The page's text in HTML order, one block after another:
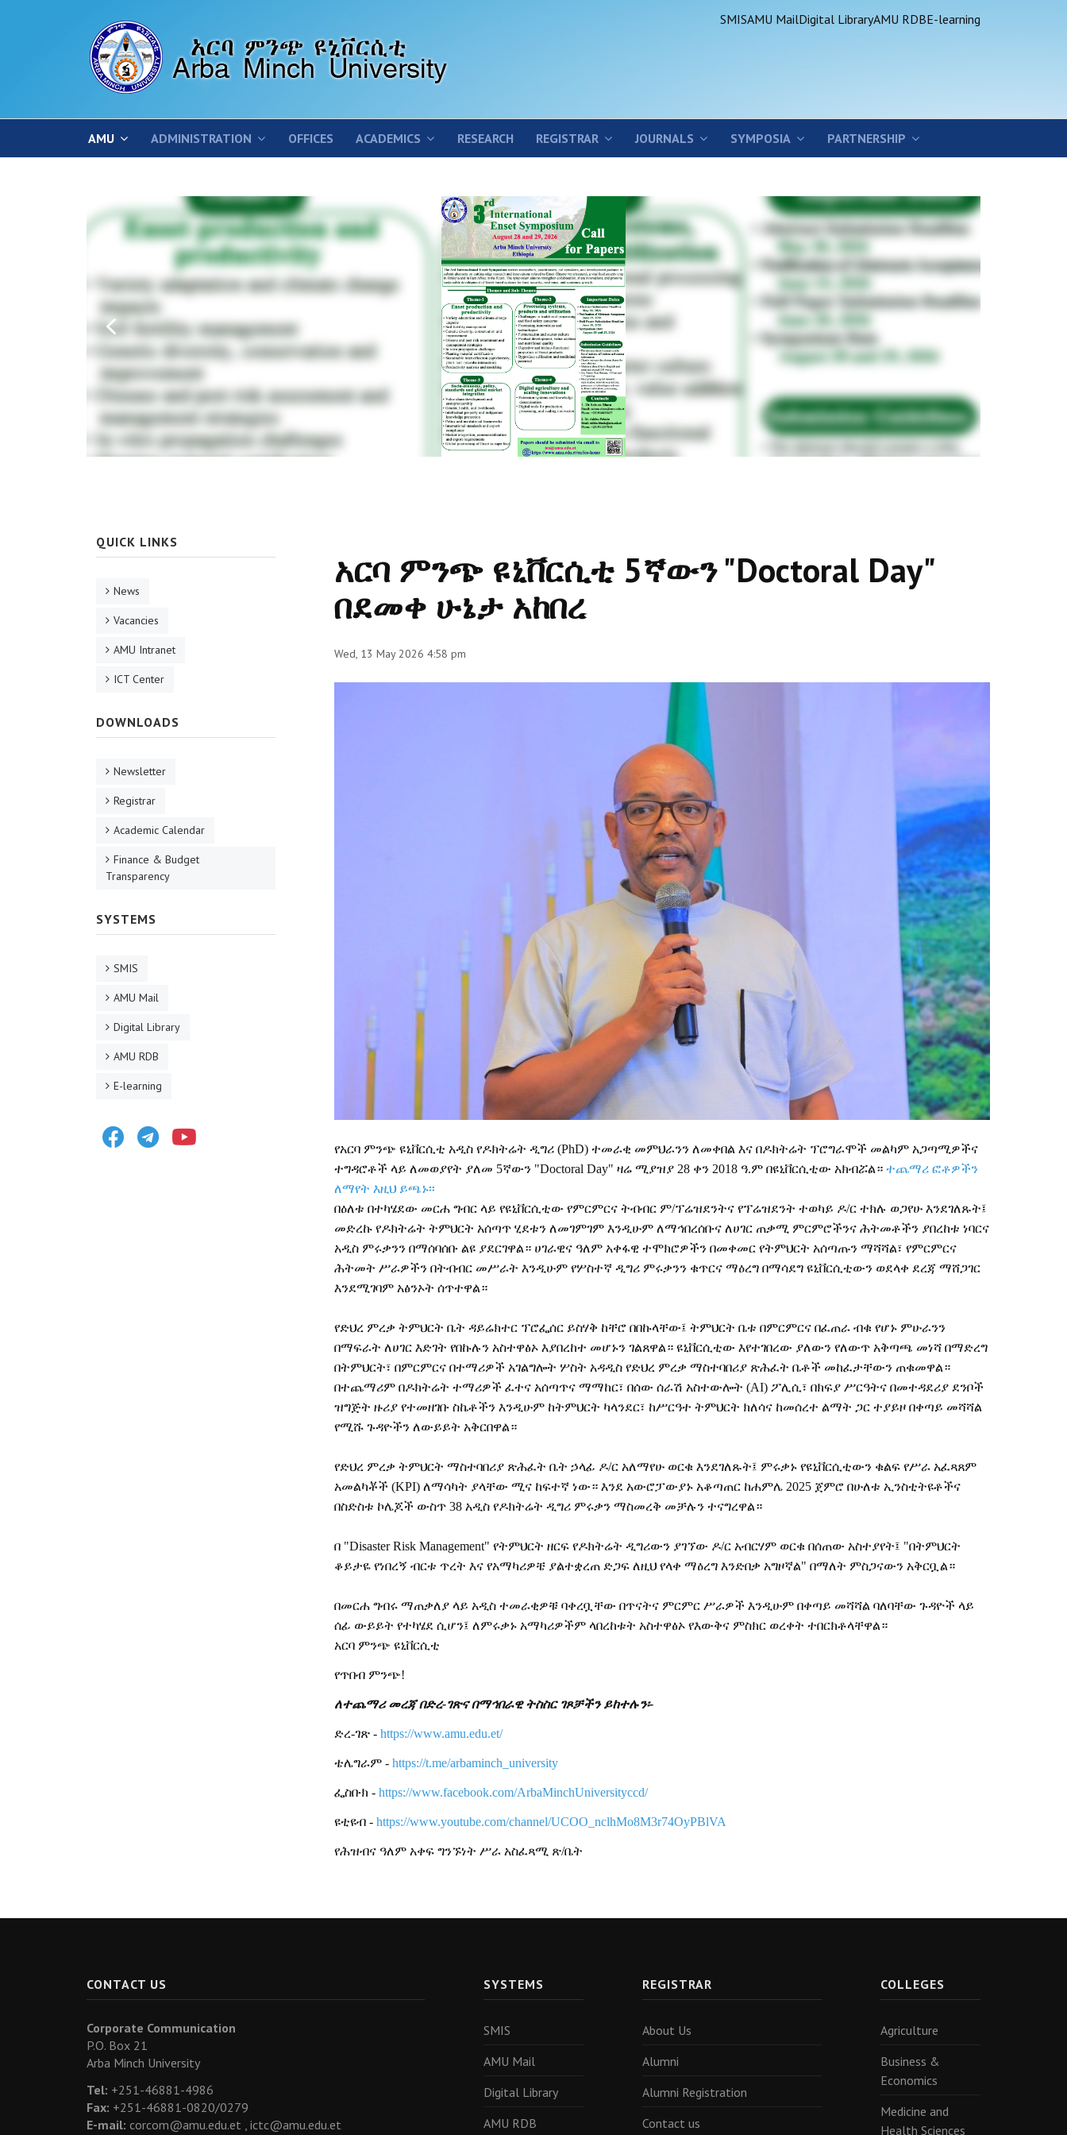
SMISAMU MailDigital LibraryAMU RDBE-learning
AMU ADMINISTRATION OFFICES ACADEMICS RESEARCH REGISTRAR JOURNALS SYMPOSIA PARTNERSHIP
አርባ ምንጭ ዩኒቨርሲቲ 5ኛውን "Doctoral Day"
በደመቀ ሁኔታ አከበረ
Wed, 13 May 2026 4:58 pm
የአርባ ምንጭ ዩኒቨርሲቲ አዲስ የዶክትሬት ዲግሪ (PhD) ተመራቂ መምህራንን ለመቀበል እና በዶክትሬት ፕሮግራሞች መልካም አጋጣሚዎችና
ተግዳሮቶች ላይ ለመወያየት ያለመ 5ኛውን "Doctoral Day" ዛሬ ሚያዝያ 28 ቀን 2018 ዓ.ም በዩኒቨርሲቲው አክብሯል። ተጨማሪ ፎቶዎችን
ለማየት እዚህ ይጫኑ፡፡
በዕለቱ በተካሄደው መርሐ ግብር ላይ የዩኒቨርሲቲው የምርምርና ትብብር ም/ፕሬዝደንትና የፕሬዝደንት ተወካይ ዶ/ር ተክሉ ወጋየሁ እንደገለጹት፤
መድረኩ የዶክትሬት ትምህርት አሰጣጥ ሂደቱን ለመገምገም እንዲሁም ለማኅበረሰቡና ለሀገር ጠቃሚ ምርምሮችንና ሕትመቶችን ያበረከቱ ነባርና
አዲስ ምሩቃንን በማሰባሰቡ ልዩ ያደርገዋል። ሀገራዊና ዓለም አቀፋዊ ተሞክሮዎችን በመቀመር የትምህርት አሰጣጡን ማሻሻል፣ የምርምርና
ሕትመት ሥራዎችን በትብብር መሥራት እንዲሁም የሦስተኛ ዲግሪ ምሩቃንን ቁጥርና ማዕረግ በማሳደግ ዩኒቨርሲቲውን ወደላቀ ደረጃ ማሸጋገር
እንደሚገባም አፅንኦት ሰጥተዋል።
የድህረ ምረቃ ትምህርት ቤት ዳይሬክተር ፕሮፌሰር ይስሃቅ ከቸሮ በበኩላቸው፤ ትምህርት ቤቱ በምርምርና በፈጠራ ብቁ የሆኑ ምሁራንን
በማፍራት ለሀገር እድገት የበኩሉን አስተዋፅኦ እያበረከተ መሆኑን ገልጸዋል። ዩኒቨርሲቲው እየተገበረው ያለውን የለውጥ አቅጣጫ መነሻ በማድረግ
በትምህርት፣ በምርምርና በተማሪዎች አገልግሎት ሦስት አዳዲስ የድህረ ምረቃ ማስተባበሪያ ጽሕፈት ቤቶች መከፈታቸውን ጠቁመዋል።
በተጨማሪም በዶክትሬት ተማሪዎች ፈተና አሰጣጥና ማማከር፣ በሰው ሰራሽ አስተውሎት (AI) ፖሊሲ፣ በክፍያ ሥርዓትና በመተዳደሪያ ደንቦች
ዝግጅት ዙሪያ የተመዘገቡ ስኬቶችን እንዲሁም ከትምህርት ካላንደር፣ ከሥርዓተ ትምህርት ክለሳና ከመሰረተ ልማት ጋር ተያይዞ በቀጣይ መሻሻል
የሚሹ ጉዳዮችን ለውይይት አቅርበዋል።
የድህረ ምረቃ ትምህርት ማስተባበሪያ ጽሕፈት ቤት ኃላፊ ዶ/ር አለማየሁ ወርቁ እንደገለጹት፤ ምሩቃኑ የዩኒቨርሲቲውን ቁልፍ የሥራ አፈጻጸም
አመልካቾች (KPI) ለማሳካት ያላቸው ሚና ከፍተኛ ነው። እንደ አውሮፓውያኑ አቆጣጠር ከሐምሌ 2025 ጀምሮ በሁለቱ ኢንስቲትዩቶችና
በስድስቱ ኮሌጆች ውስጥ 38 አዲስ የዶክትሬት ዲግሪ ምሩቃን ማስመረቅ መቻሉን ተናግረዋል።
በ "Disaster Risk Management" የትምህርት ዘርፍ የዶክትሬት ዲግሪውን ያገኘው ዶ/ር አብርሃም ወርቁ በሰጠው አስተያየት፤ "በትምህርት
ቆይታዬ የነበረኝ ብርቱ ጥረት እና የአማካሪዎቼ ያልተቋረጠ ድጋፍ ለዚህ የላቀ ማዕረግ እንድበቃ አግዞኛል" በማለት ምስጋናውን አቅርቧል።
በመርሐ ግብሩ ማጠቃለያ ላይ አዲስ ተመራቂዎቹ ባቀረቧቸው በጥናትና ምርምር ሥራዎች እንዲሁም በቀጣይ መሻሻል ባለባቸው ጉዳዮች ላይ
ሰፊ ውይይት የተካሄደ ሲሆን፤ ለምሩቃኑ አማካሪዎችም ላበረከቱት አስተዋፅኦ የእውቅና ምስክር ወረቀት ተበርክቶላቸዋል።
አርባ ምንጭ ዩኒቨርሲቲ
የጥበብ ምንጭ!
ለተጨማሪ መረጃ በድረ-ገጽና በማኅበራዊ ትስስር ገጾቻችን ይከተሉን፡-
ድረ-ገጽ - https://www.amu.edu.et/
ቴሌግራም - https://t.me/arbaminch_university
ፌስቡክ - https://www.facebook.com/ArbaMinchUniversityccd/
ዩቲዩብ - https://www.youtube.com/channel/UCOO_nclhMo8M3r74OyPBlVA
የሕዝብና ዓለም አቀፍ ግንኙነት ሥራ አስፈጻሚ ጽ/ቤት
QUICK LINKS
News
Vacancies
AMU Intranet
ICT Center
DOWNLOADS
Newsletter
Registrar
Academic Calendar
Finance & Budget
Transparency
SYSTEMS
SMIS
AMU Mail
Digital Library
AMU RDB
E-learning
FacebookTelegram
CONTACT US
Corporate Communication
P.O. Box 21
Arba Minch University
Tel: +251-46881-4986
Fax: +251-46881-0820/0279
E-mail: corcom@amu.edu.et , ictc@amu.edu.et
SYSTEMS
SMIS
AMU Mail
Digital Library
AMU RDB
REGISTRAR
About Us
Alumni
Alumni Registration
Contact us
COLLEGES
Agriculture
Business &
Economics
Medicine and
Health Sciences